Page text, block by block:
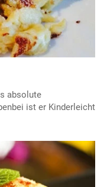
absolute
ist er Kinderleicht